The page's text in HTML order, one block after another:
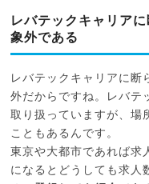
レバテックキャリア
象外である
レバテックキャリアに断
外だからですね。レバテ
取り扱っていますが、場
こともあるんです。
東京や大都市であれば求
になるとどうしても求人